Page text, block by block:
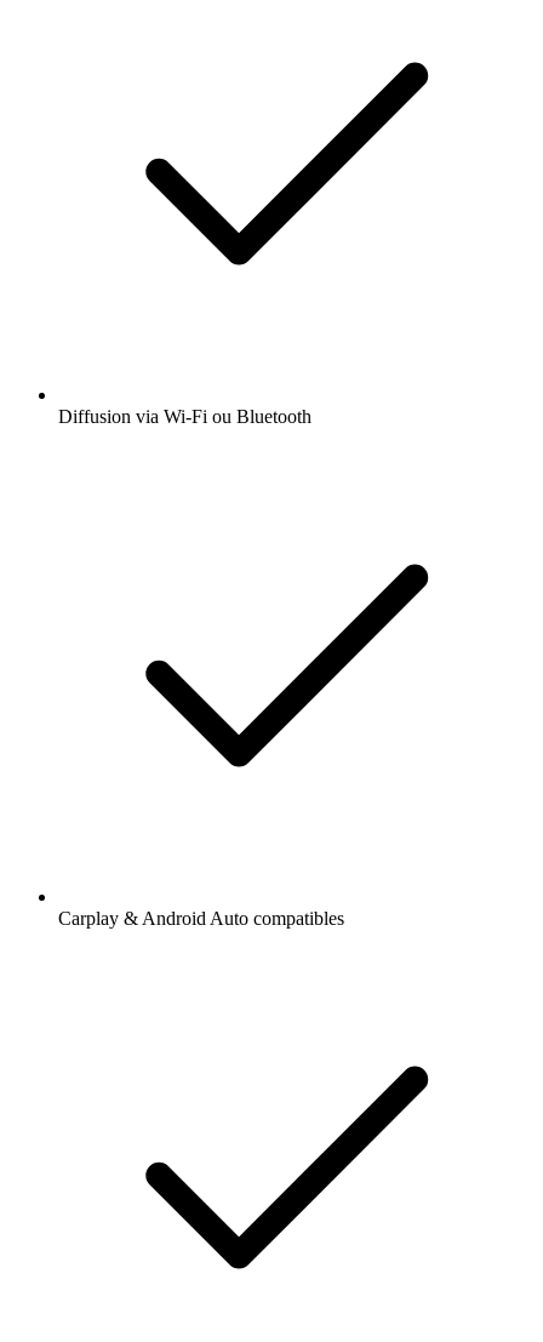
Diffusion via Wi-Fi ou Bluetooth
Carplay & Android Auto compatibles